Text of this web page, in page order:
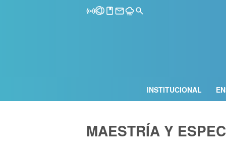
INSTITUCIONAL
MAESTRÍA Y